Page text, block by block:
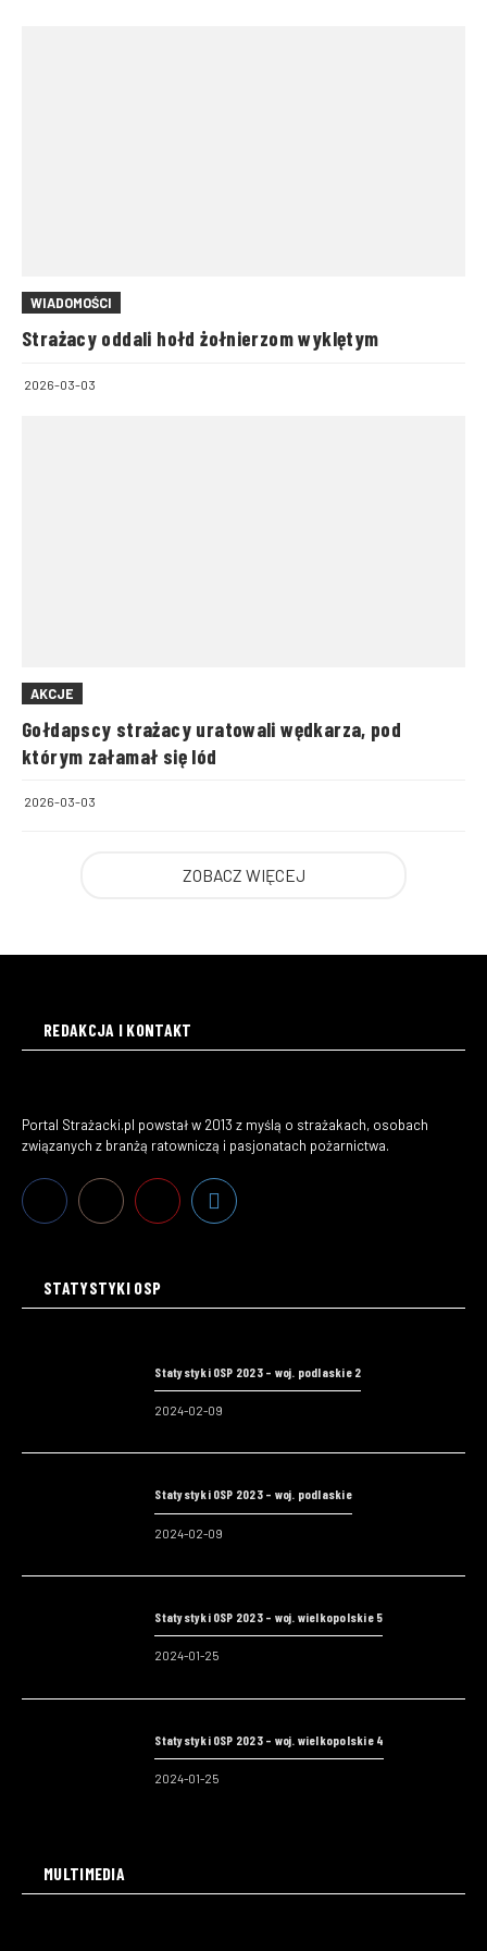
WIADOMOŚCI
Strażacy oddali hołd żołnierzom wyklętym
2026-03-03
AKCJE
Gołdapscy strażacy uratowali wędkarza, pod
którym załamał się lód
2026-03-03
ZOBACZ WIĘCEJ
REDAKCJA I KONTAKT
Portal Strażacki.pl powstał w 2013 z myślą o strażakach, osobach
związanych z branżą ratowniczą i pasjonatach pożarnictwa.
STATYSTYKI OSP
Statystyki OSP 2023 – woj. podlaskie 2
2024-02-09
Statystyki OSP 2023 – woj. podlaskie
2024-02-09
Statystyki OSP 2023 – woj. wielkopolskie 5
2024-01-25
Statystyki OSP 2023 – woj. wielkopolskie 4
2024-01-25
MULTIMEDIA